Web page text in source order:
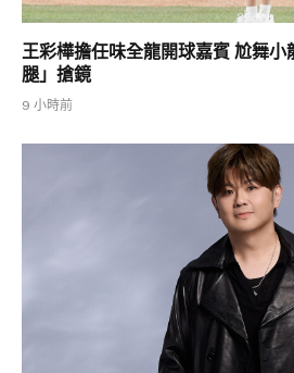
王彩樺擔任味全龍開球嘉賓 尬舞小
腿」搶鏡
9 小時前